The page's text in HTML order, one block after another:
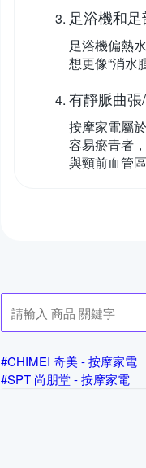
足浴機和
足浴機偏熱
想更像“消水
有靜脈曲
按摩家電屬
容易瘀青者
與頸前血管
#CHIMEI 奇美 - 按摩家電
#SPT 尚朋堂 - 按摩家電